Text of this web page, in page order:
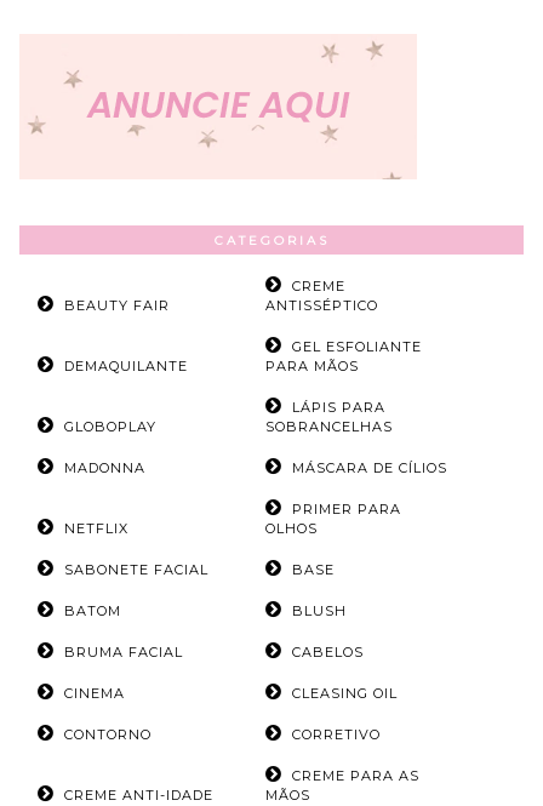
CATEGORIAS
BEAUTY FAIR
CREME
ANTISSÉPTICO
DEMAQUILANTE
GEL ESFOLIANTE
PARA MÃOS
GLOBOPLAY
LÁPIS PARA
SOBRANCELHAS
MADONNA MÁSCARA DE CÍLIOS
NETFLIX
PRIMER PARA
OLHOS
SABONETE FACIAL BASE
BATOM BLUSH
BRUMA FACIAL CABELOS
CINEMA CLEASING OIL
CONTORNO CORRETIVO
CREME ANTI-IDADE
CREME PARA AS
MÃOS